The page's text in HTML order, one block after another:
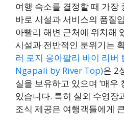
여행 숙소를 결정할 때 가장
바로 시설과 서비스의 품질
아빨리 해변 근처에 위치해
시설과 전반적인 분위기는
러 로지 응아팔리 바이 리
Ngapali by River Top)은 2
실을 보유하고 있으며 ‘매우
있습니다. 특히 실외 수영장
조식 제공은 여행객들에게